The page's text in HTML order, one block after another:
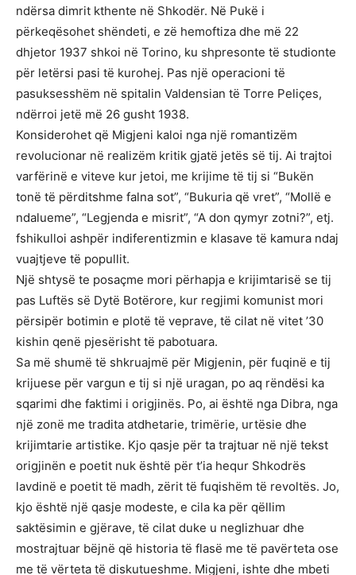
ndërsa dimrit kthente në Shkodër. Në Pukë i
përkeqësohet shëndeti, e zë hemoftiza dhe më 22
dhjetor 1937 shkoi në Torino, ku shpresonte të studionte
për letërsi pasi të kurohej. Pas një operacioni të
pasuksesshëm në spitalin Valdensian të Torre Peliçes,
ndërroi jetë më 26 gusht 1938.
Konsiderohet që Migjeni kaloi nga një romantizëm
revolucionar në realizëm kritik gjatë jetës së tij. Ai trajtoi
varfërinë e viteve kur jetoi, me krijime të tij si “Bukën
tonë të përditshme falna sot”, “Bukuria që vret”, “Mollë e
ndalueme”, “Legjenda e misrit”, “A don qymyr zotni?”, etj.
fshikulloi ashpër indiferentizmin e klasave të kamura ndaj
vuajtjeve të popullit.
Një shtysë te posaçme mori përhapja e krijimtarisë se tij
pas Luftës së Dytë Botërore, kur regjimi komunist mori
përsipër botimin e plotë të veprave, të cilat në vitet ’30
kishin qenë pjesërisht të pabotuara.
Sa më shumë të shkruajmë për Migjenin, për fuqinë e tij
krijuese për vargun e tij si një uragan, po aq rëndësi ka
sqarimi dhe faktimi i origjinës. Po, ai është nga Dibra, nga
një zonë me tradita atdhetarie, trimërie, urtësie dhe
krijimtarie artistike. Kjo qasje për ta trajtuar në një tekst
origjinën e poetit nuk është për t’ia hequr Shkodrës
lavdinë e poetit të madh, zërit të fuqishëm të revoltës. Jo,
kjo është një qasje modeste, e cila ka për qëllim
saktësimin e gjërave, të cilat duke u neglizhuar dhe
mostrajtuar bëjnë që historia të flasë me të pavërteta ose
me të vërteta të diskutueshme. Migjeni, ishte dhe mbeti